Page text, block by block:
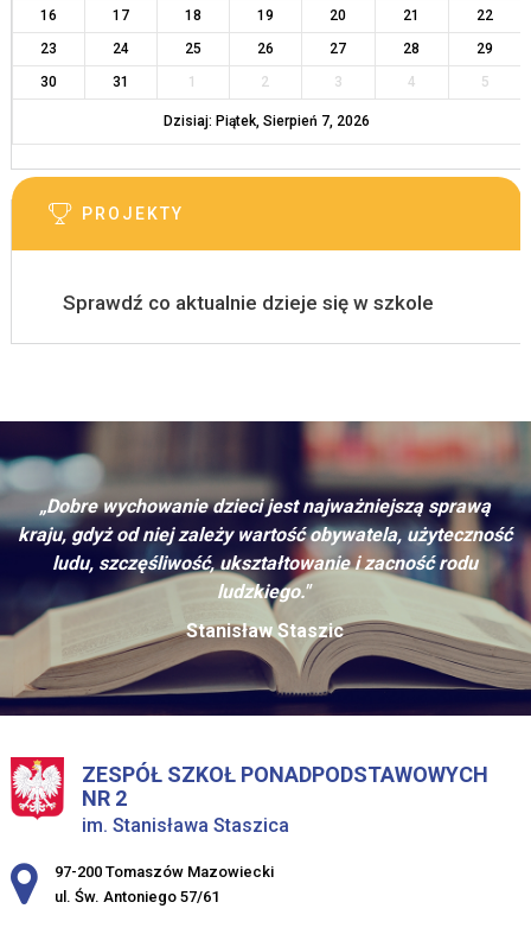
16
17 18 19 20 21
22
23
24 25 26 27 28
29
30
31 1 2 3 4 5
Dzisiaj: Piątek, Sierpień 7, 2026
PROJEKTY
Sprawdź co aktualnie dzieje się w szkole
„Dobre wychowanie dzieci jest najważniejszą sprawą
kraju, gdyż od niej zależy wartość obywatela, użyteczność
ludu, szczęśliwość, ukształtowanie i zacność rodu
ludzkiego."
Stanisław Staszic
ZESPÓŁ SZKOŁ PONADPODSTAWOWYCH
NR 2
im. Stanisława Staszica
Adres pocztowy:
97-200 Tomaszów Mazowiecki
ul. Św. Antoniego 57/61